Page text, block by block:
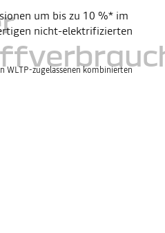
um bis zu 10 %* im
nicht-elektrifizierten
WLTP-zugelassenen kombinierten